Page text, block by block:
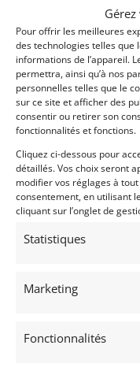
Pour offrir les meilleures
des technologies telles que
informations de l’appareil.
permettra, ainsi qu’à nos
personnelles telles que le
sur ce site et afficher des
consentir ou retirer son
fonctionnalités et fonctions.
Cliquez ci-dessous pour
détaillés. Vos choix seront
modifier vos réglages à
consentement, en utilisant
cliquant sur l’onglet de
Statistiques
Marketing
Fonctionnalités
22
LOLA B2K/40 LMP
19 septembre 2025
Vends Lola B2K/40
classe aux 12
Heures du Mans.
pièces, dont 16